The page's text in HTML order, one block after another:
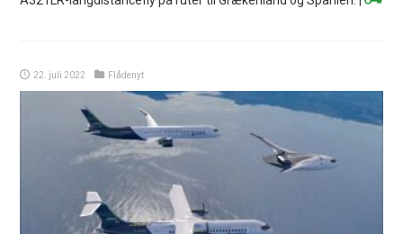
22. juli 2022 Flådenyt